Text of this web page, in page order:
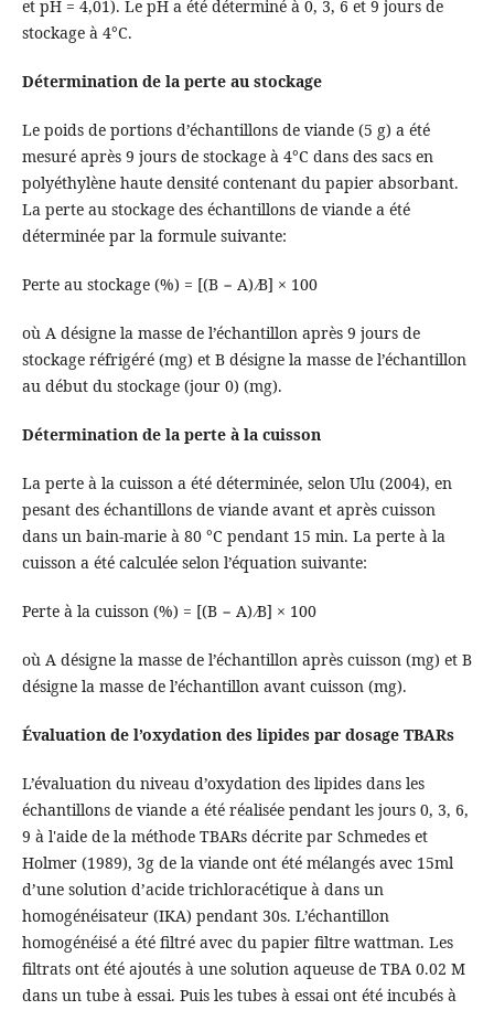
et pH = 4,01). Le pH a été déterminé à 0, 3, 6 et 9 jours de
stockage à 4°C.
Détermination de la perte au stockage
Le poids de portions d’échantillons de viande (5 g) a été
mesuré après 9 jours de stockage à 4°C dans des sacs en
polyéthylène haute densité contenant du papier absorbant.
La perte au stockage des échantillons de viande a été
déterminée par la formule suivante:
Perte au stockage (%) = [(B − A) ∕B] × 100
où A désigne la masse de l’échantillon après 9 jours de
stockage réfrigéré (mg) et B désigne la masse de l’échantillon
au début du stockage (jour 0) (mg).
Détermination de la perte à la cuisson
La perte à la cuisson a été déterminée, selon Ulu (2004), en
pesant des échantillons de viande avant et après cuisson
dans un bain-marie à 80 °C pendant 15 min. La perte à la
cuisson a été calculée selon l’équation suivante:
Perte à la cuisson (%) = [(B − A) ∕B] × 100
où A désigne la masse de l’échantillon après cuisson (mg) et B
désigne la masse de l’échantillon avant cuisson (mg).
Évaluation de l’oxydation des lipides par dosage TBARs
L’évaluation du niveau d’oxydation des lipides dans les
échantillons de viande a été réalisée pendant les jours 0, 3, 6,
9 à l'aide de la méthode TBARs décrite par Schmedes et
Holmer (1989), 3g de la viande ont été mélangés avec 15ml
d’une solution d’acide trichloracétique à dans un
homogénéisateur (IKA) pendant 30s. L’échantillon
homogénéisé a été filtré avec du papier filtre wattman. Les
filtrats ont été ajoutés à une solution aqueuse de TBA 0.02 M
dans un tube à essai. Puis les tubes à essai ont été incubés à